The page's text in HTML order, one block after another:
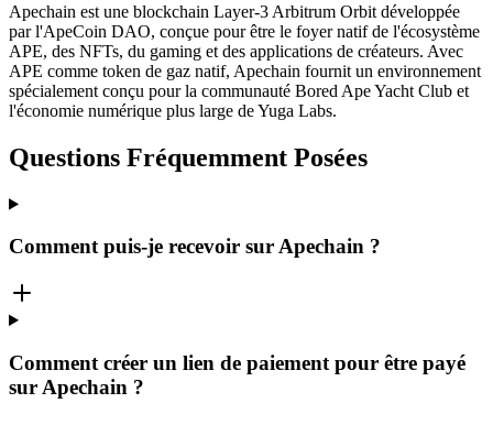
Apechain est une blockchain Layer-3 Arbitrum Orbit développée
par l'ApeCoin DAO, conçue pour être le foyer natif de l'écosystème
APE, des NFTs, du gaming et des applications de créateurs. Avec
APE comme token de gaz natif, Apechain fournit un environnement
spécialement conçu pour la communauté Bored Ape Yacht Club et
l'économie numérique plus large de Yuga Labs.
Questions Fréquemment Posées
Comment puis-je recevoir sur Apechain ?
Comment créer un lien de paiement pour être payé
sur Apechain ?